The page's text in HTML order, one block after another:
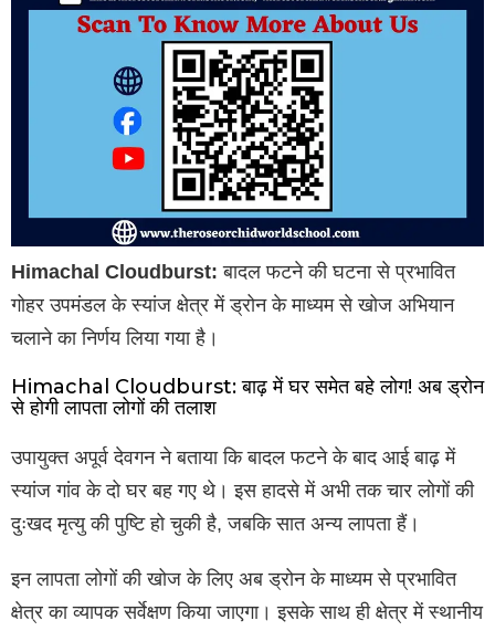
Himachal Cloudburst: बादल फटने की घटना से प्रभावित
गोहर उपमंडल के स्यांज क्षेत्र में ड्रोन के माध्यम से खोज अभियान
चलाने का निर्णय लिया गया है।
Himachal Cloudburst: बाढ़ में घर समेत बहे लोग! अब ड्रोन
से होगी लापता लोगों की तलाश
उपायुक्त अपूर्व देवगन ने बताया कि बादल फटने के बाद आई बाढ़ में
स्यांज गांव के दो घर बह गए थे। इस हादसे में अभी तक चार लोगों की
दुःखद मृत्यु की पुष्टि हो चुकी है, जबकि सात अन्य लापता हैं।
इन लापता लोगों की खोज के लिए अब ड्रोन के माध्यम से प्रभावित
क्षेत्र का व्यापक सर्वेक्षण किया जाएगा। इसके साथ ही क्षेत्र में स्थानीय